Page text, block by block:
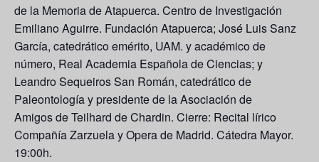
de la Memoria de Atapuerca. Centro de Investigación
Emiliano Aguirre. Fundación Atapuerca; José Luis Sanz
García, catedrático emérito, UAM. y académico de
número, Real Academia Española de Ciencias; y
Leandro Sequeiros San Román, catedrático de
Paleontología y presidente de la Asociación de
Amigos de Teilhard de Chardin. Cierre: Recital lírico
Compañía Zarzuela y Opera de Madrid. Cátedra Mayor.
19:00h.